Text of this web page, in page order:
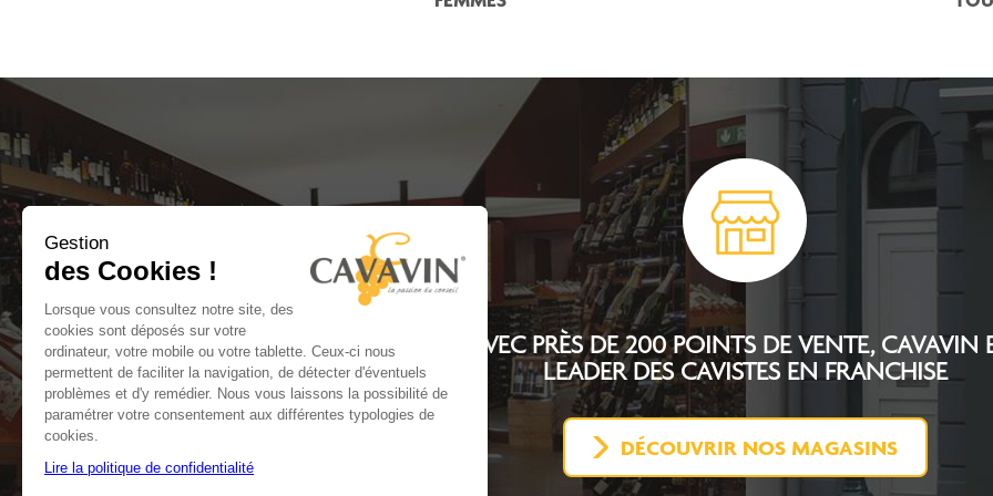
AVEC PRÈS DE 200 POINTS DE VENTE, CAVAVIN
LEADER DES CAVISTES EN FRANCHISE
DÉCOUVRIR NOS MAGASINS
Gestion
des Cookies !
Lorsque vous consultez notre site, des
cookies sont déposés sur votre
ordinateur, votre mobile ou votre tablette. Ceux-ci nous
permettent de faciliter la navigation, de détecter d'éventuels
problèmes et d'y remédier. Nous vous laissons la possibilité de
paramétrer votre consentement aux différentes typologies de
cookies.
Lire la politique de confidentialité